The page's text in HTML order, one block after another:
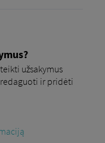
užsakymus
ir pridėti